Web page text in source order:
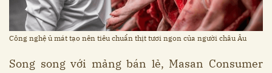
Công nghệ ủ mát tạo nên tiêu chuẩn thịt tươi ngon của người châu Âu
Song song với mảng bán lẻ, Masan Consumer